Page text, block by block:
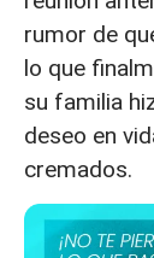
rumor de
lo que
su familia
deseo en
cremados.